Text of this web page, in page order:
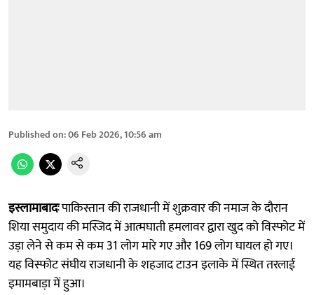
Published on:06 Feb 2026, 10:56 am
इस्लामाबादःपाकिस्तान की राजधानी में शुक्रवार की नमाज के दौरान
शिया समुदाय की मस्जिद में आत्मघाती हमलावर द्वारा खुद को विस्फोट में
उड़ा लेने से कम से कम 31 लोग मारे गए और 169 लोग घायल हो गए।
यह विस्फोट संघीय राजधानी के शहजाद टाउन इलाके में स्थित तरलाई
इमामबाड़ा में हुआ।